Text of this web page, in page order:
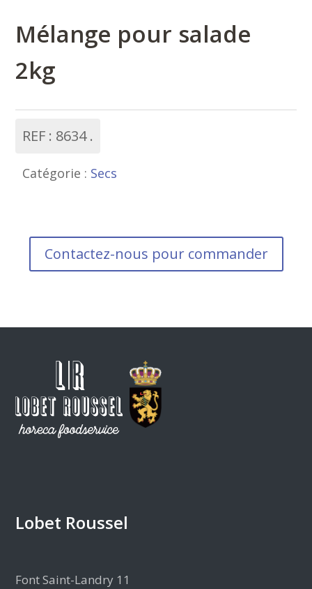
Mélange pour salade
2kg
REF : 8634
Catégorie : Secs
Contactez-nous pour commander
Lobet Roussel
Font Saint-Landry 11